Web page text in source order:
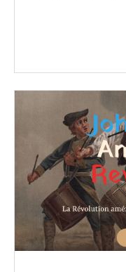
couverture
(conseillée)